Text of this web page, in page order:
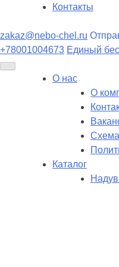
Контакты
zakaz@nebo-chel.ru
+78001004673 Единый
О нас
О
Каталог